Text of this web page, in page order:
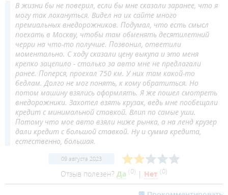
В жизни бы не поверил, если бы мне сказали заранее, что я
могу так лохануться. Видел на их сайте много
премиальных внедорожников. Подумал, что есть смысл
поехать в Москву, чтобы там обменять десятилетний
черри на что-то получше. Позвонил, ответили
моментально. С ходу сказали цену выкупа и это меня
крепко зацепило - столько за авто мне не предлагали
ранее. Поперся, проехал 750 км. У них там какой-то
бедлам. Долго не мог понять, к кому обратиться. Но
потом машину взялись оформлять. Я же пошел смотреть
внедорожники. Захотел взять крузак, ведь мне пообещали
кредит с минимальной ставкой. Влип по самые уши.
Потому что мое авто взяли ниже рынка, а на ленд крузер
дали кредит с большой ставкой. Ну и сумма кредита,
естественно, большая.
09 августа 2023
Отзыв полезен? Да (0) | Нет (0)